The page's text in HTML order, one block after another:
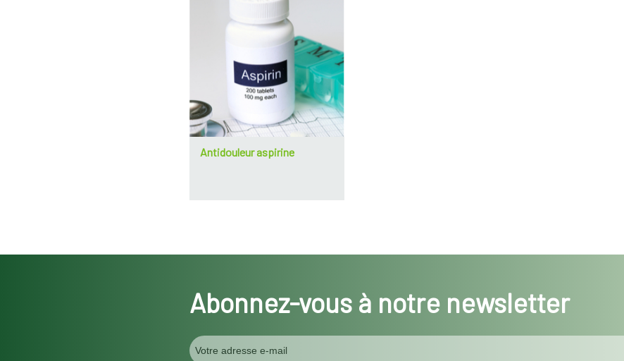
Antidouleur aspirine
Abonnez-vous à notre newsletter